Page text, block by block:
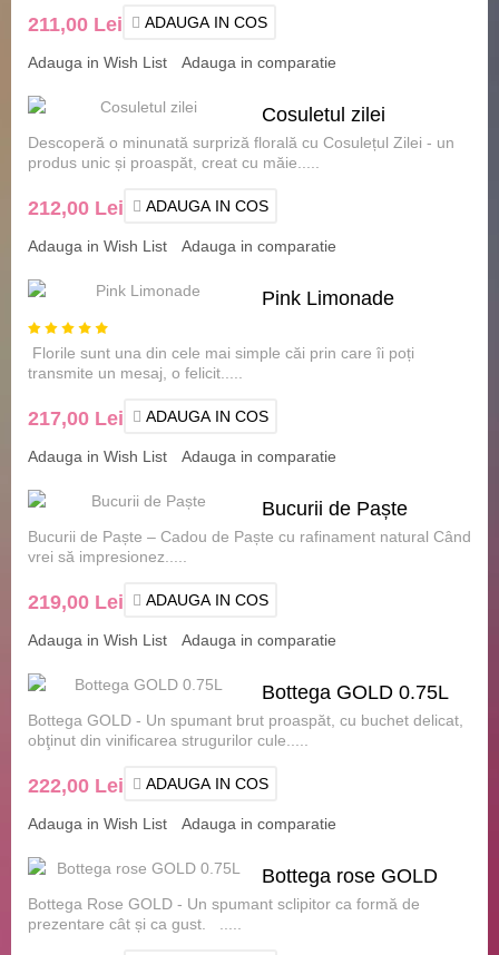
211,00 Lei ADAUGA IN COS
Adauga in Wish List Adauga in comparatie
Cosuletul zilei
Descoperă o minunată surpriză florală cu Cosulețul Zilei - un
produs unic și proaspăt, creat cu măie.....
212,00 Lei ADAUGA IN COS
Adauga in Wish List Adauga in comparatie
Pink Limonade
Florile sunt una din cele mai simple căi prin care îi poți
transmite un mesaj, o felicit.....
217,00 Lei ADAUGA IN COS
Adauga in Wish List Adauga in comparatie
Bucurii de Paște
Bucurii de Paște – Cadou de Paște cu rafinament natural Când
vrei să impresionez.....
219,00 Lei ADAUGA IN COS
Adauga in Wish List Adauga in comparatie
Bottega GOLD 0.75L
Bottega GOLD - Un spumant brut proaspăt, cu buchet delicat,
obţinut din vinificarea strugurilor cule.....
222,00 Lei ADAUGA IN COS
Adauga in Wish List Adauga in comparatie
Bottega rose GOLD
0.75L
Bottega Rose GOLD - Un spumant sclipitor ca formă de
prezentare cât și ca gust. .....